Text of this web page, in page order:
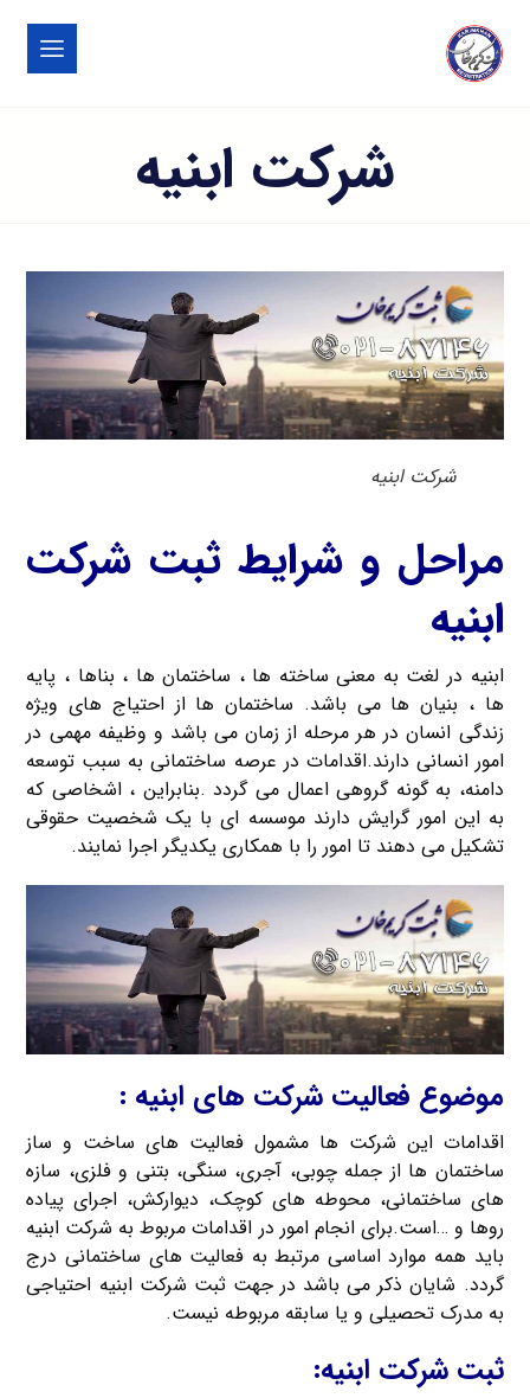
شرکت ابنیه
شرکت ابنیه
مراحل و شرایط ثبت شرکت
ابنیه
ابنیه در لغت به معنی ساخته ها ، ساختمان ها ، بناها ، پایه
ها ، بنیان ها می باشد. ساختمان ها از احتیاج های ویژه
زندگی انسان در هر مرحله از زمان می باشد و وظیفه مهمی در
امور انسانی دارند.اقدامات در عرصه ساختمانی به سبب توسعه
دامنه، به گونه گروهی اعمال می گردد .بنابراین ، اشخاصی که
به این امور گرایش دارند موسسه ای با یک شخصیت حقوقی
تشکیل می دهند تا امور را با همکاری یکدیگر اجرا نمایند.
موضوع فعالیت شرکت های ابنیه :
اقدامات این شرکت ها مشمول فعالیت های ساخت و ساز
ساختمان ها از جمله چوبی، آجری، سنگی، بتنی و فلزی، سازه
های ساختمانی، محوطه های کوچک، دیوارکش، اجرای پیاده
روها و …است.برای انجام امور در اقدامات مربوط به شرکت ابنیه
باید همه موارد اساسی مرتبط به فعالیت های ساختمانی درج
گردد. شایان ذکر می باشد در جهت ثبت شرکت ابنیه احتیاجی
به مدرک تحصیلی و یا سابقه مربوطه نیست.
ثبت شرکت ابنیه: